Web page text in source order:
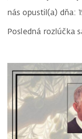
nás opustil(a) dňa:
Posledná rozlúčka